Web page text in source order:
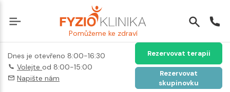
Pomůžeme ke zdraví
Dnes je otevřeno 8:00-16:30
Volejte od 8:00-15:00
Napište nám
Rezervovat terapii
Rezervovat
skupinovku